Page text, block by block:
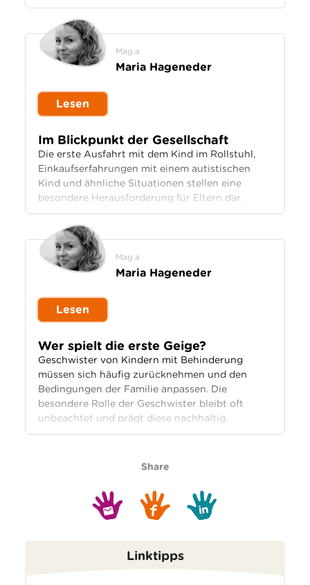
Mag.a
Maria Hageneder
Lesen
Im Blickpunkt der Gesellschaft
Die erste Ausfahrt mit dem Kind im Rollstuhl,
Einkaufserfahrungen mit einem autistischen
Kind und ähnliche Situationen stellen eine
besondere Herausforderung für Eltern dar.
Mag.a
Maria Hageneder
Lesen
Wer spielt die erste Geige?
Geschwister von Kindern mit Behinderung
müssen sich häufig zurücknehmen und den
Bedingungen der Familie anpassen. Die
besondere Rolle der Geschwister bleibt oft
unbeachtet und prägt diese nachhaltig.
Share
Linktipps